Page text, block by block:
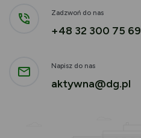
Zadzwoń do nas
+48 32 300 75 69
Napisz do nas
aktywna@dg.pl